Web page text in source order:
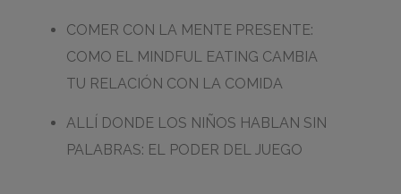
COMER CON LA MENTE PRESENTE:
COMO EL MINDFUL EATING CAMBIA
TU RELACIÓN CON LA COMIDA
ALLÍ DONDE LOS NIÑOS HABLAN SIN
PALABRAS: EL PODER DEL JUEGO